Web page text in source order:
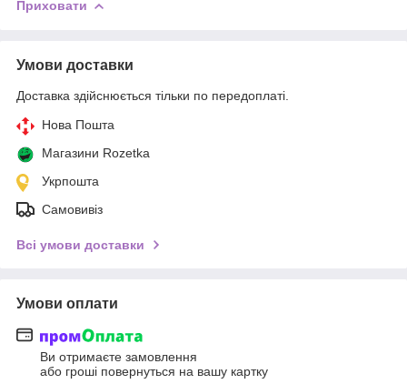
Приховати
Умови доставки
Доставка здійснюється тільки по передоплаті.
Нова Пошта
Магазини Rozetka
Укрпошта
Самовивіз
Всі умови доставки
Умови оплати
Ви отримаєте замовлення
або гроші повернуться на вашу картку